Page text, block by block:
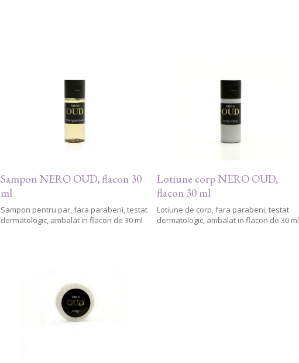
Sampon NERO OUD, flacon 30
ml
Sampon pentru par, fara parabeni, testat
dermatologic, ambalat in flacon de 30 ml
Lotiune corp NERO OUD,
flacon 30 ml
Lotiune de corp, fara parabeni, testat
dermatologic, ambalat in flacon de 30 ml